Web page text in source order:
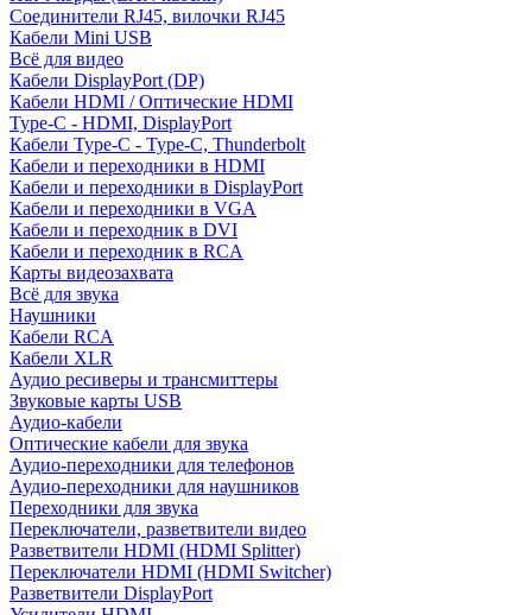
Соединители RJ45, вилочки RJ45
Кабели Mini USB
Всё для видео
Кабели DisplayPort (DP)
Кабели HDMI / Оптические HDMI
Type-C - HDMI, DisplayPort
Кабели Type-C - Type-C, Thunderbolt
Кабели и переходники в HDMI
Кабели и переходники в DisplayPort
Кабели и переходники в VGA
Кабели и переходник в DVI
Кабели и переходник в RCA
Карты видеозахвата
Всё для звука
Наушники
Кабели RCA
Кабели XLR
Аудио ресиверы и трансмиттеры
Звуковые карты USB
Аудио-кабели
Оптические кабели для звука
Аудио-переходники для телефонов
Аудио-переходники для наушников
Переходники для звука
Переключатели, разветвители видео
Разветвители HDMI (HDMI Splitter)
Переключатели HDMI (HDMI Switcher)
Разветвители DisplayPort